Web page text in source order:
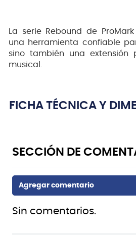
La serie Rebound de
una herramienta confiable
sino también una extensión
musical.
FICHA TÉCNICA Y
Sin comentarios.